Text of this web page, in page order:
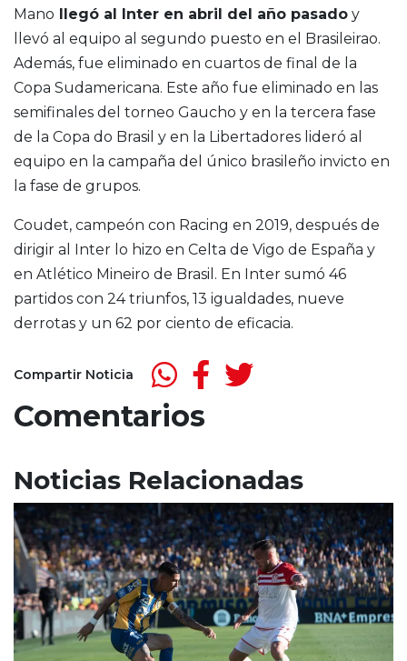
Mano llegó al Inter en abril del año pasado y
llevó al equipo al segundo puesto en el Brasileirao.
Además, fue eliminado en cuartos de final de la
Copa Sudamericana. Este año fue eliminado en las
semifinales del torneo Gaucho y en la tercera fase
de la Copa do Brasil y en la Libertadores lideró al
equipo en la campaña del único brasileño invicto en
la fase de grupos.
Coudet, campeón con Racing en 2019, después de
dirigir al Inter lo hizo en Celta de Vigo de España y
en Atlético Mineiro de Brasil. En Inter sumó 46
partidos con 24 triunfos, 13 igualdades, nueve
derrotas y un 62 por ciento de eficacia.
Compartir Noticia
Comentarios
Noticias Relacionadas